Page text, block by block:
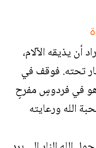
أن يذيقه الآلام،
تحته. فوقف في
في فردوسٍ مفرحٍ
الله ورعايته